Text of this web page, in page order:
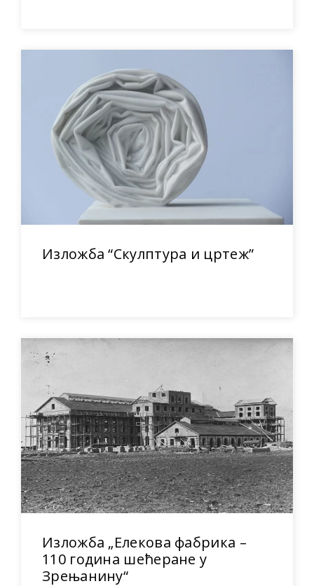
Изложба “Скулптура и цртеж”
Изложба „Елекова фабрика –
110 година шећеране у
Зрењанину“